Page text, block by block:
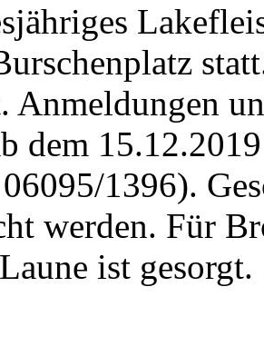
Anmeldungen
dem
1396).
werden. Für
ist gesorgt.